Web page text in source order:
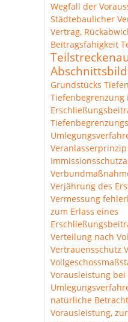
Wegfall der
Städtebaulicher
Vertrag,
Beitragsfähigkeit
Grundstücks
Tiefenbegrenzung
Verjährung des
Vermessung
zum Erlass eines
Verteilung nach
Vertrauensschutz
Vorausleistung
natürliche
Vorausleistung,